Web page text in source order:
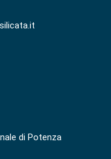
di Potenza